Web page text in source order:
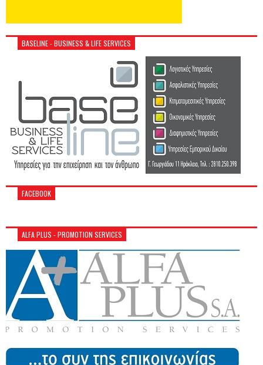
BASELINE - BUSINESS & LIFE SERVICES
FACEBOOK
ALFA PLUS - PROMOTION SERVICES